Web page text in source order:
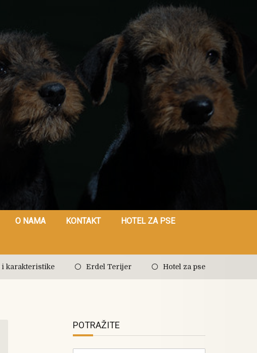
O NAMA KONTAKT HOTEL ZA PSE
i karakteristike Erdel Terijer Hotel za pse
POTRAŽITE